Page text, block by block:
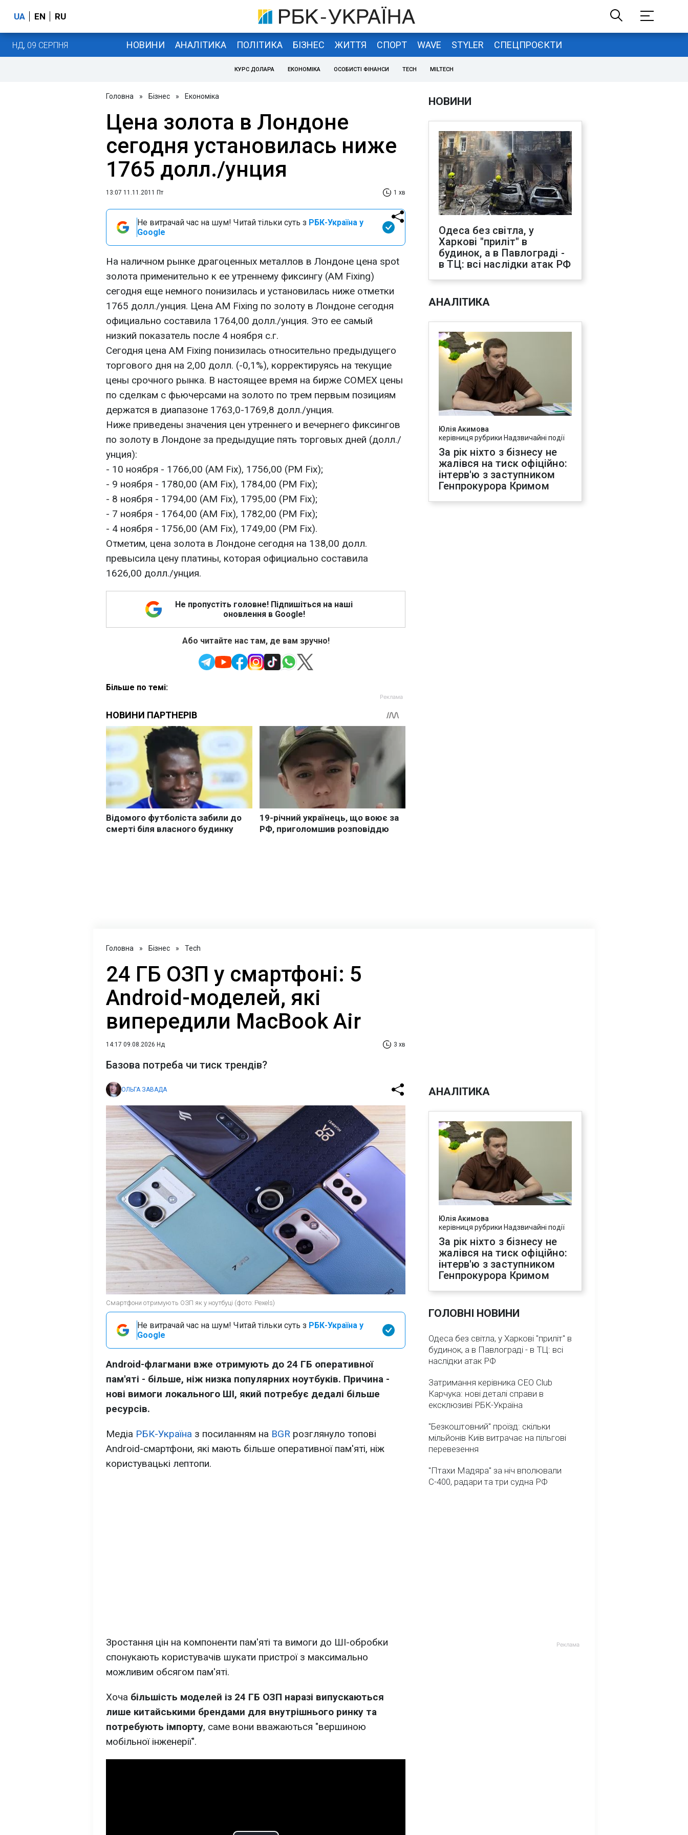
UA EN RU
НД, 09 СЕРПНЯ НОВИНИ АНАЛІТИКА ПОЛІТИКА БІЗНЕС ЖИТТЯ СПОРТ WAVE STYLER СПЕЦПРОЄКТИ
КУРС ДОЛАРА ЕКОНОМІКА ОСОБИСТІ ФІНАНСИ TECH MILTECH
Головна » Бізнес » Економіка
Цена золота в Лондоне
сегодня установилась ниже
1765 долл./унция
13:07 11.11.2011 Пт 1 хв
Не витрачай час на шум! Читай тільки суть з РБК-Україна у
Google
На наличном рынке драгоценных металлов в Лондоне цена spot
золота применительно к ее утреннему фиксингу (AM Fixing)
сегодня еще немного понизилась и установилась ниже отметки
1765 долл./унция. Цена AM Fixing по золоту в Лондоне сегодня
официально составила 1764,00 долл./унция. Это ее самый
низкий показатель после 4 ноября с.г.
Сегодня цена AM Fixing понизилась относительно предыдущего
торгового дня на 2,00 долл. (-0,1%), корректируясь на текущие
цены срочного рынка. В настоящее время на бирже COMEX цены
по сделкам с фьючерсами на золото по трем первым позициям
держатся в диапазоне 1763,0-1769,8 долл./унция.
Ниже приведены значения цен утреннего и вечернего фиксингов
по золоту в Лондоне за предыдущие пять торговых дней (долл./
унция):
- 10 ноября - 1766,00 (AM Fix), 1756,00 (PM Fix);
- 9 ноября - 1780,00 (AM Fix), 1784,00 (PM Fix);
- 8 ноября - 1794,00 (AM Fix), 1795,00 (PM Fix);
- 7 ноября - 1764,00 (AM Fix), 1782,00 (PM Fix);
- 4 ноября - 1756,00 (AM Fix), 1749,00 (PM Fix).
Отметим, цена золота в Лондоне сегодня на 138,00 долл.
превысила цену платины, которая официально составила
1626,00 долл./унция.
Не пропустіть головне! Підпишіться на наші
оновлення в Google!
Або читайте нас там, де вам зручно!
Більше по темі:
НОВИНИ
Одеса без світла, у
Харкові "приліт" в
будинок, а в Павлограді -
в ТЦ: всі наслідки атак РФ
АНАЛІТИКА
Юлія Акимова
керівниця рубрики Надзвичайні події
За рік ніхто з бізнесу не
жалівся на тиск офіційно:
інтерв'ю з заступником
Генпрокурора Кримом
Головна » Бізнес » Tech
24 ГБ ОЗП у смартфоні: 5
Android-моделей, які
випередили MacBook Air
14:17 09.08.2026 Нд 3 хв
Базова потреба чи тиск трендів?
ОЛЬГА ЗАВАДА
Смартфони отримують ОЗП як у ноутбуці (фото: Pexels)
Не витрачай час на шум! Читай тільки суть з РБК-Україна у
Google
Android-флагмани вже отримують до 24 ГБ оперативної
пам'яті - більше, ніж низка популярних ноутбуків. Причина -
нові вимоги локального ШІ, який потребує дедалі більше
ресурсів.
Медіа РБК-Україна з посиланням на BGR розглянуло топові
Android-смартфони, які мають більше оперативної пам'яті, ніж
користувацькі лептопи.
Зростання цін на компоненти пам'яті та вимоги до ШІ-обробки
спонукають користувачів шукати пристрої з максимально
можливим обсягом пам'яті.
Хоча більшість моделей із 24 ГБ ОЗП наразі випускаються
лише китайськими брендами для внутрішнього ринку та
потребують імпорту, саме вони вважаються "вершиною
мобільної інженерії".
АНАЛІТИКА
Юлія Акимова
керівниця рубрики Надзвичайні події
За рік ніхто з бізнесу не
жалівся на тиск офіційно:
інтерв'ю з заступником
Генпрокурора Кримом
ГОЛОВНІ НОВИНИ
Одеса без світла, у Харкові "приліт" в
будинок, а в Павлограді - в ТЦ: всі
наслідки атак РФ
Затримання керівника CEO Club
Карчука: нові деталі справи в
ексклюзиві РБК-Україна
"Безкоштовний" проїзд: скільки
мільйонів Київ витрачає на пільгові
перевезення
"Птахи Мадяра" за ніч вполювали
С-400, радари та три судна РФ